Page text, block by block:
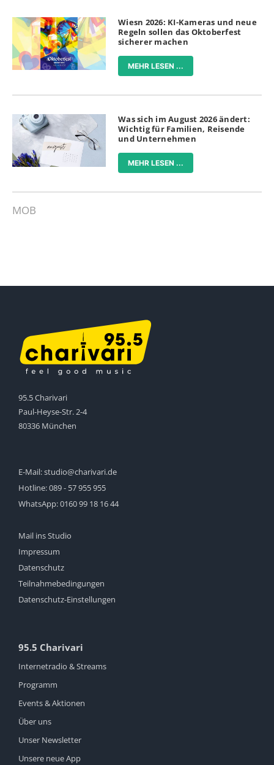
Wiesn 2026: KI-Kameras und neue
Regeln sollen das Oktoberfest
sicherer machen
MEHR LESEN ...
Was sich im August 2026 ändert:
Wichtig für Familien, Reisende
und Unternehmen
MEHR LESEN ...
MOB
95.5 Charivari
Paul-Heyse-Str. 2-4
80336 München
E-Mail:studio@charivari.de
Hotline:089 - 57 955 955
WhatsApp:0160 99 18 16 44
Mail ins Studio
Impressum
Datenschutz
Teilnahmebedingungen
Datenschutz-Einstellungen
95.5 Charivari
Internetradio & Streams
Programm
Events & Aktionen
Über uns
Unser Newsletter
Unsere neue App